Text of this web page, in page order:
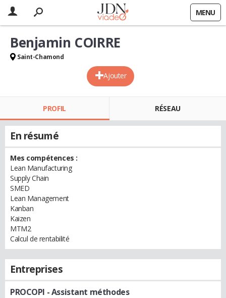
MENU
Ajouter
Benjamin COIRRE
Saint-Chamond
PROFIL RÉSEAU
En résumé
Mes compétences :
Lean Manufacturing
Supply Chain
SMED
Lean Management
Kanban
Kaizen
MTM2
Calcul de rentabilité
Entreprises
PROCOPI - Assistant méthodes